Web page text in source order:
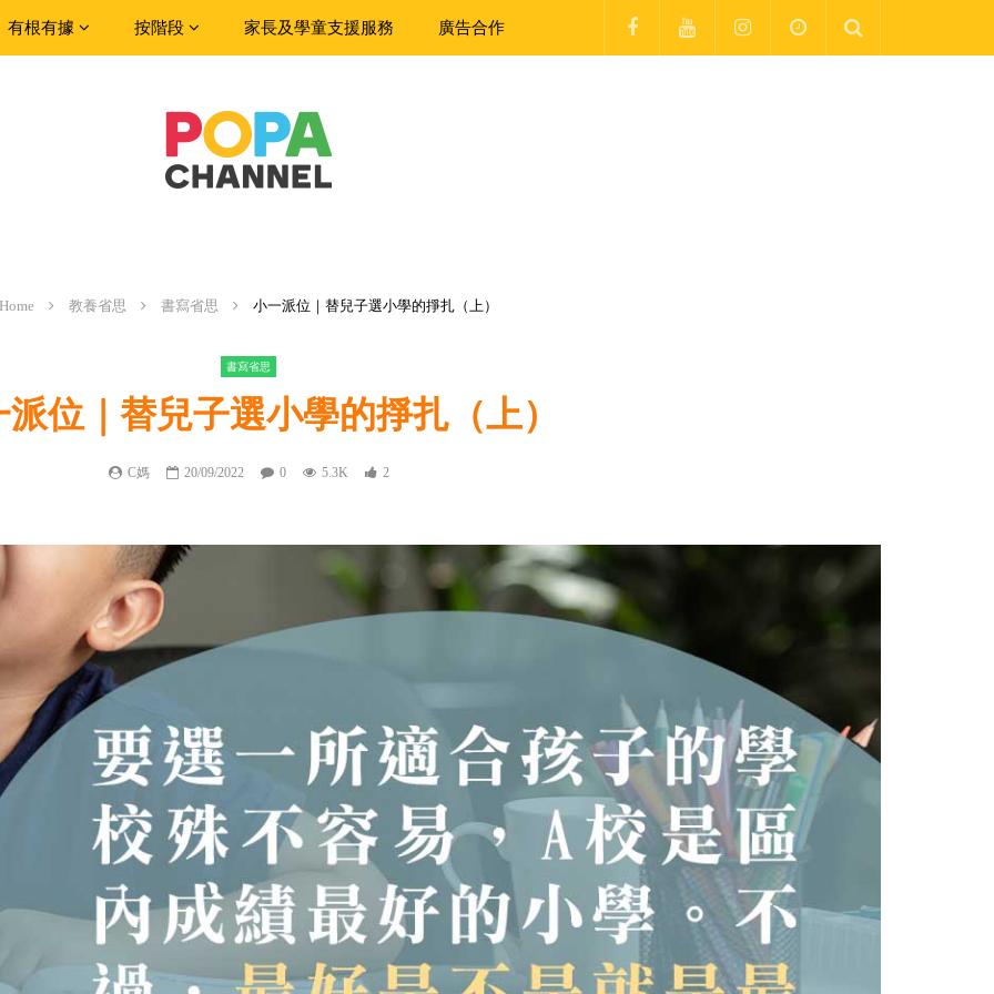
有根有據 按階段 家長及學童支援服務 廣告合作
Home 教養省思 書寫省思 小一派位｜替兒子選小學的掙扎（上）
書寫省思
位｜替兒子選小學的掙扎（上）
C媽 20/09/2022 0 5.3K 2